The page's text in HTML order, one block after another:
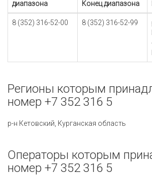
диапазона
Конец диапазона
8 (352) 316-52-00 8 (352) 316-52-99
Регионы которым
номер +7 352 316 5
р-н Кетовский, Курганская область
Операторы которым
номер +7 352 316 5